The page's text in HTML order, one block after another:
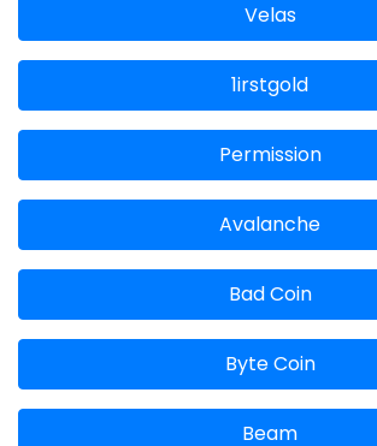
Velas
1irstgold
Permission
Avalanche
Bad Coin
Byte Coin
Beam